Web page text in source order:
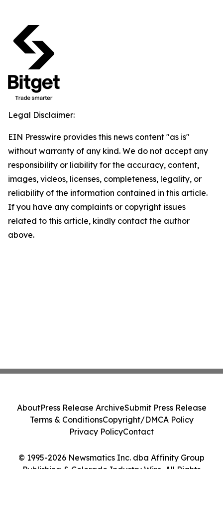
Legal Disclaimer:
EIN Presswire provides this news content "as is"
without warranty of any kind. We do not accept any
responsibility or liability for the accuracy, content,
images, videos, licenses, completeness, legality, or
reliability of the information contained in this article.
If you have any complaints or copyright issues
related to this article, kindly contact the author
above.
© 1995-2026 Newsmatics Inc. dba Affinity Group
Publishing & Colorado Industry Wire. All Rights
AboutPress Release ArchiveSubmit Press Release
Terms & ConditionsCopyright/DMCA Policy
Privacy PolicyContact